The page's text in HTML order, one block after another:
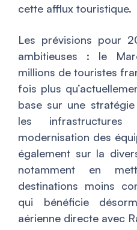
cette afflux touristique.
Les prévisions pour
ambitieuses : le
millions de touristes
fois plus
base sur une stratégie
les
modernisation des
également sur la
notamment en
destinations moins
qui bénéficie
aérienne directe avec